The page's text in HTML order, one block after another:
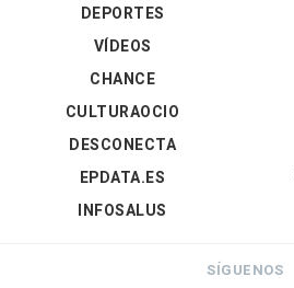
DEPORTES
VÍDEOS
CHANCE
CULTURAOCIO
DESCONECTA
EPDATA.ES
INFOSALUS
SÍGUENOS